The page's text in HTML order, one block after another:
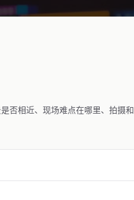
否相近、现场难点在哪里、拍摄和